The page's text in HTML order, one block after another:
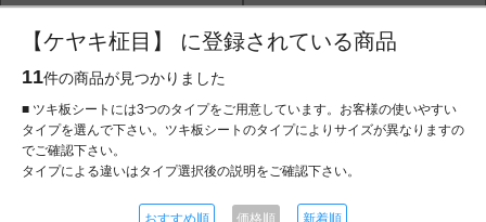
【ケヤキ柾目】 に登録されている商品
11件の商品が見つかりました
■ ツキ板シートには3つのタイプをご用意しています。お客様の使いやすい
タイプを選んで下さい。ツキ板シートのタイプによりサイズが異なりますの
でご確認下さい。
タイプによる違いはタイプ選択後の説明をご確認下さい。
おすすめ順 価格順 新着順